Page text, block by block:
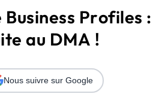
Profiles :
au DMA !
Nous suivre sur Google